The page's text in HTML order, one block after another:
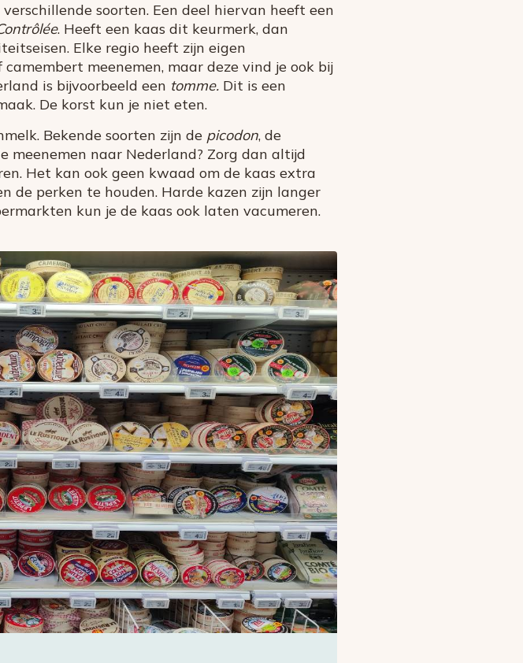
verschillende soorten. Een deel hiervan heeft een
. Heeft een kaas dit keurmerk, dan
Elke regio heeft zijn eigen
meenemen, maar deze vind je ook bij
is bijvoorbeeld een tomme. Dit is een
De korst kun je niet eten.
Bekende soorten zijn de picodon, de
meenemen naar Nederland? Zorg dan altijd
Het kan ook geen kwaad om de kaas extra
de perken te houden. Harde kazen zijn langer
kun je de kaas ook laten vacumeren.